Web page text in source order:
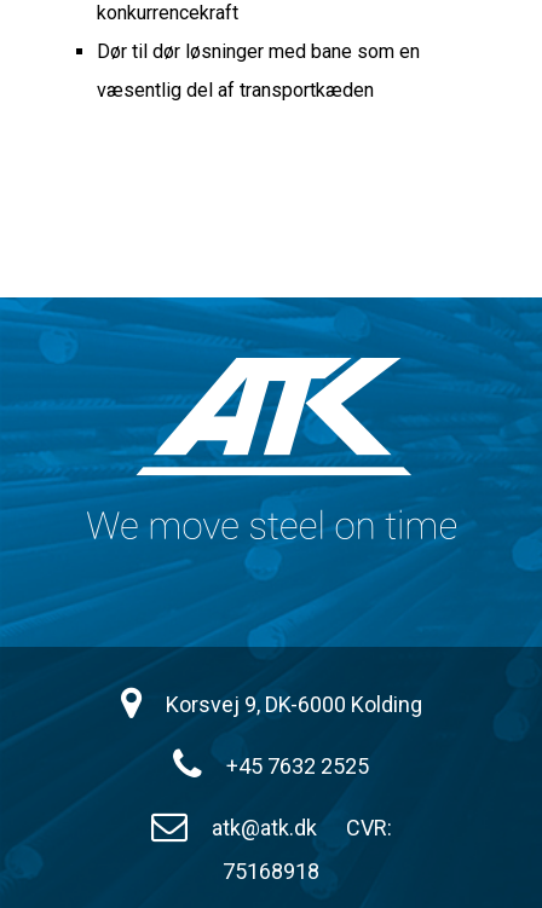
konkurrencekraft
Dør til dør løsninger med bane som en
væsentlig del af transportkæden
Korsvej 9, DK-6000 Kolding
+45 7632 2525
atk@atk.dk
CVR:
75168918